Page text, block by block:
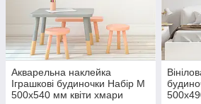
Акварельна наклейка
Іграшкові будиночки Набір М
500х540 мм квіти хмари